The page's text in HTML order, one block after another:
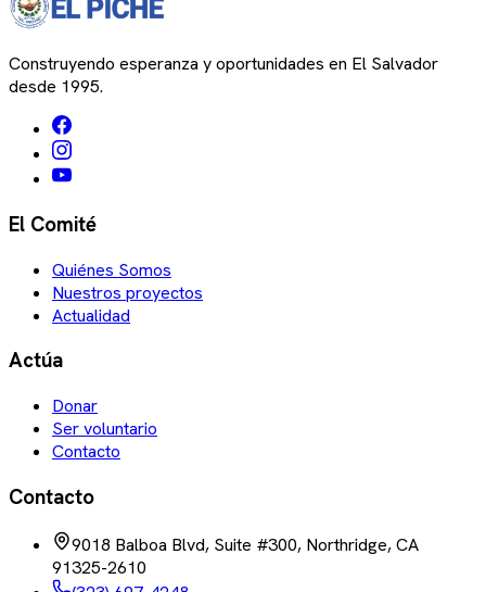
Construyendo esperanza y oportunidades en El Salvador
desde 1995.
El Comité
Quiénes Somos
Nuestros proyectos
Actualidad
Actúa
Donar
Ser voluntario
Contacto
Contacto
9018 Balboa Blvd, Suite #300, Northridge, CA
91325-2610